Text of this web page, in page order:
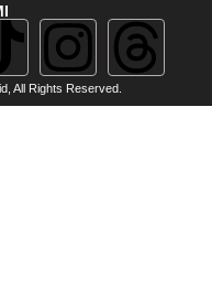
All Rights Reserved.